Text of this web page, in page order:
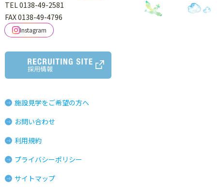
TEL 0138-49-2581
FAX 0138-49-4796
Instagram
採用情報
施設見学をご希望の方へ
お問い合わせ
利用規約
プライバシーポリシー
サイトマップ